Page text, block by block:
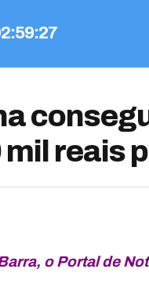
:59:28
reais
o Portal de